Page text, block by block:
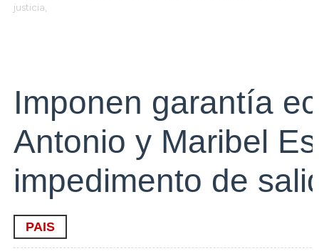
justicia,
Imponen garantía
Antonio y Maribel
impedimento de
PAIS